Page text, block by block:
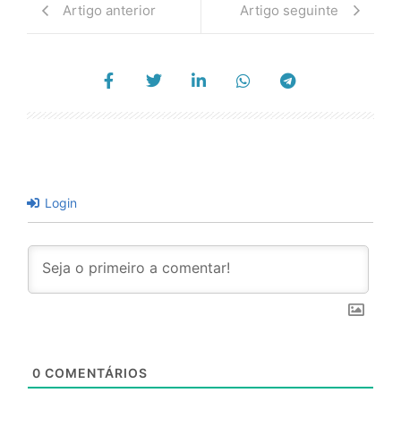
Artigo anterior Artigo seguinte
Login
0 COMENTÁRIOS